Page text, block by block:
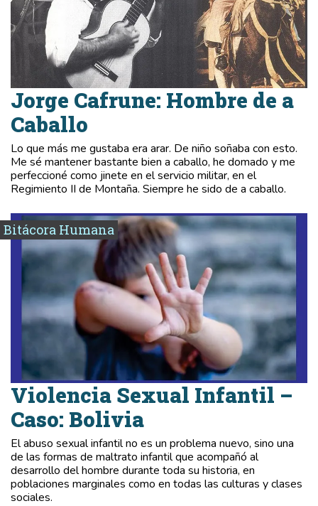
Jorge Cafrune: Hombre de a
Caballo
Lo que más me gustaba era arar. De niño soñaba con esto.
Me sé mantener bastante bien a caballo, he domado y me
perfeccioné como jinete en el servicio militar, en el
Regimiento II de Montaña. Siempre he sido de a caballo.
Bitácora Humana
Violencia Sexual Infantil –
Caso: Bolivia
El abuso sexual infantil no es un problema nuevo, sino una
de las formas de maltrato infantil que acompañó al
desarrollo del hombre durante toda su historia, en
poblaciones marginales como en todas las culturas y clases
sociales.